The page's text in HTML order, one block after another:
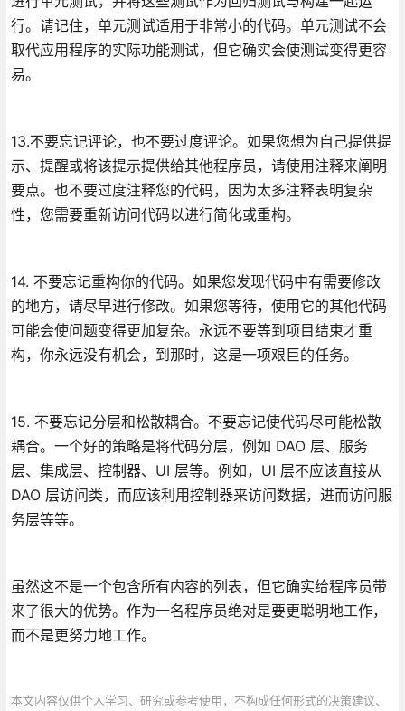
行。请记住，单元测试适用于非常小的代码。单元测试不会
取代应用程序的实际功能测试，但它确实会使测试变得更容
易。
13.不要忘记评论，也不要过度评论。如果您想为自己提供提
示、提醒或将该提示提供给其他程序员，请使用注释来阐明
要点。也不要过度注释您的代码，因为太多注释表明复杂
性，您需要重新访问代码以进行简化或重构。
14. 不要忘记重构你的代码。如果您发现代码中有需要修改
的地方，请尽早进行修改。如果您等待，使用它的其他代码
可能会使问题变得更加复杂。永远不要等到项目结束才重
构，你永远没有机会，到那时，这是一项艰巨的任务。
15. 不要忘记分层和松散耦合。不要忘记使代码尽可能松散
耦合。一个好的策略是将代码分层，例如 DAO 层、服务
层、集成层、控制器、UI 层等。例如，UI 层不应该直接从
DAO 层访问类，而应该利用控制器来访问数据，进而访问服
务层等等。
虽然这不是一个包含所有内容的列表，但它确实给程序员带
来了很大的优势。作为一名程序员绝对是要更聪明地工作，
而不是更努力地工作。
本文内容仅供个人学习、研究或参考使用，不构成任何形式的决策建议、